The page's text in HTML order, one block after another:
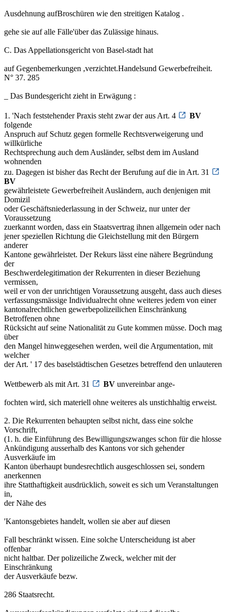
Ausdehnung aufBroschüren wie den streitigen Katalog .
gehe sie auf alle Fälle'über das Zulässige hinaus.
C. Das Appellationsgericht von Basel-stadt hat
auf Gegenbemerkungen ,verzichtet.Handelsund Gewerbefreiheit.
N° 37. 285
_ Das Bundesgericht zieht in Erwägung :
1. 'Nach feststehender Praxis steht zwar der aus Art. 4
BV
folgende
Anspruch auf Schutz gegen formelle Rechtsverweigerung und
willkürliche
Rechtsprechung auch dem Ausländer, selbst dem im Ausland
wohnenden
zu. Dagegen ist bisher das Recht der Berufung auf die in Art. 31
BV
gewährleistete Gewerbefreiheit Ausländern, auch denjenigen mit
Domizil
oder Geschäftsniederlassung in der Schweiz, nur unter der
Voraussetzung
zuerkannt worden, dass ein Staatsvertrag ihnen allgemein oder nach
jener speziellen Richtung die Gleichstellung mit den Bürgern
anderer
Kantone gewährleistet. Der Rekurs lässt eine nähere Begründung
der
Beschwerdelegitimation der Rekurrenten in dieser Beziehung
vermissen,
weil er von der unrichtigen Voraussetzung ausgeht, dass auch dieses
verfassungsmässige Individualrecht ohne weiteres jedem von einer
kantonalrechtlichen gewerbepolizeilichen Einschränkung
Betroffenen ohne
Rücksicht auf seine Nationalität zu Gute kommen müsse. Doch mag
über
den Mangel hinweggesehen werden, weil die Argumentation, mit
welcher
der Art. ' 17 des baselstädtischen Gesetzes betreffend den unlauteren
Wettbewerb als mit Art. 31 BV unvereinbar ange-
fochten wird, sich materiell ohne weiteres als unstichhaltig erweist.
2. Die Rekurrenten behaupten selbst nicht, dass eine solche
Vorschrift,
(1. h. die Einführung des Bewilligungszwanges schon für die hlosse
Ankündigung ausserhalb des Kantons vor sich gehender
Ausverkäufe im
Kanton überhaupt bundesrechtlich ausgeschlossen sei, sondern
anerkennen
ihre Statthaftigkeit ausdrücklich, soweit es sich um Veranstaltungen
in,
der Nähe des
'Kantonsgebietes handelt, wollen sie aber auf diesen
Fall beschränkt wissen. Eine solche Unterscheidung ist aber
offenbar
nicht haltbar. Der polizeiliche Zweck, welcher mit der
Einschränkung
der Ausverkäufe bezw.
286 Staatsrecht.